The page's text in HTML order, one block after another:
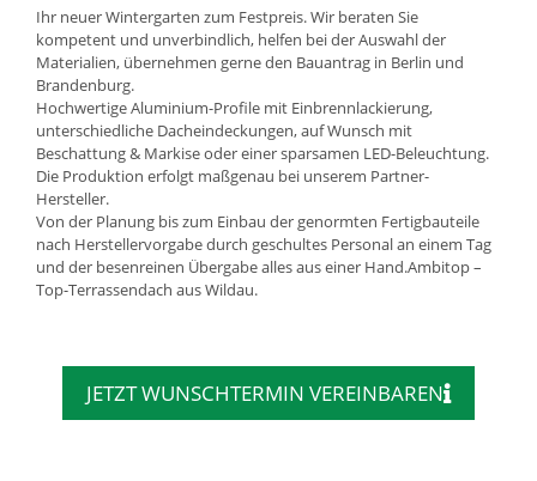
Ihr neuer Wintergarten zum Festpreis. Wir beraten Sie
kompetent und unverbindlich, helfen bei der Auswahl der
Materialien, übernehmen gerne den Bauantrag in Berlin und
Brandenburg.
Hochwertige Aluminium-Profile mit Einbrennlackierung,
unterschiedliche Dacheindeckungen, auf Wunsch mit
Beschattung & Markise oder einer sparsamen LED-Beleuchtung.
Die Produktion erfolgt maßgenau bei unserem Partner-
Hersteller.
Von der Planung bis zum Einbau der genormten Fertigbauteile
nach Herstellervorgabe durch geschultes Personal an einem Tag
und der besenreinen Übergabe alles aus einer Hand.Ambitop –
Top-Terrassendach aus Wildau.
JETZT WUNSCHTERMIN VEREINBAREN